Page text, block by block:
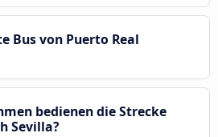
Bus von Puerto Real
bedienen die Strecke
Sevilla?